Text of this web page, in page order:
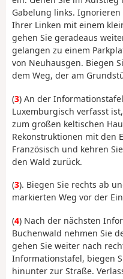
Gabelung links.
Ihrer Linken mit einem
gehen Sie geradeaus
gelangen zu einem
von Neuhausgen. Biegen
dem Weg, der am
(3) An der
Luxemburgisch verfasst
zum großen keltischen
Rekonstruktionen mit den
Französisch und kehren
den Wald zurück.
(3). Biegen Sie rechts ab
markierten Weg vor der
(4) Nach der nächsten
Buchenwald nehmen Sie
gehen Sie weiter nach
Informationstafel, biegen
hinunter zur Straße.